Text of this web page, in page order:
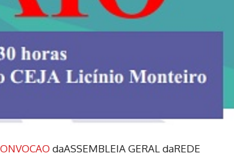
daASSEMBLEIA GERAL daREDE